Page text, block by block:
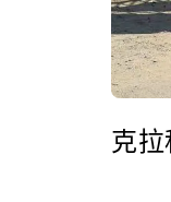
克